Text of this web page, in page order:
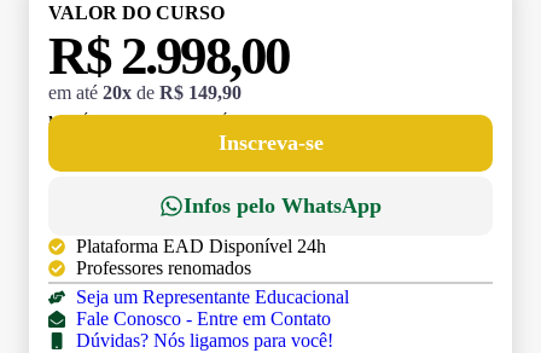
VALOR DO CURSO
R$ 2.998,00
em até 20x de R$ 149,90
MATRÍCULA:
Inscreva-se
Infos pelo WhatsApp
Plataforma EAD Disponível 24h
Professores renomados
Seja um Representante Educacional
Fale Conosco - Entre em Contato
Dúvidas? Nós ligamos para você!